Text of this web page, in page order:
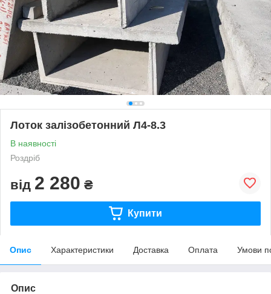
Лоток залізобетонний Л4-8.3
В наявності
Роздріб
від 2 280 ₴
Купити
Опис Характеристики Доставка Оплата Умови
Опис